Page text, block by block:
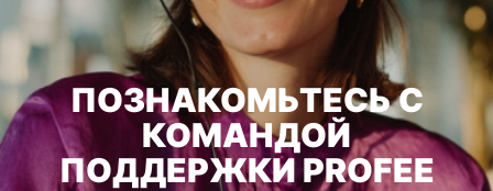
ПОЗНАКОМЬТЕСЬ С
КОМАНДОЙ
ПОДДЕРЖКИ PROFEE